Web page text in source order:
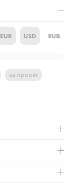
RUB
USD
EUR
за проект